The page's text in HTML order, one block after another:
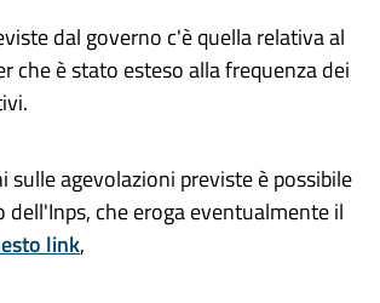
dal governo c'è quella relativa al
che è stato esteso alla frequenza dei
sulle agevolazioni previste è possibile
dell'Inps, che eroga eventualmente il
link,